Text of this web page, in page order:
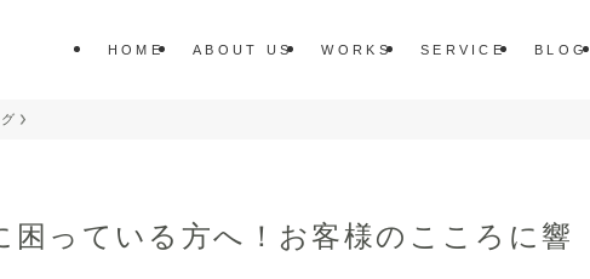
HOME ABOUT US WORKS SERVICE BLOG
困っている方へ！お客様のこころに響